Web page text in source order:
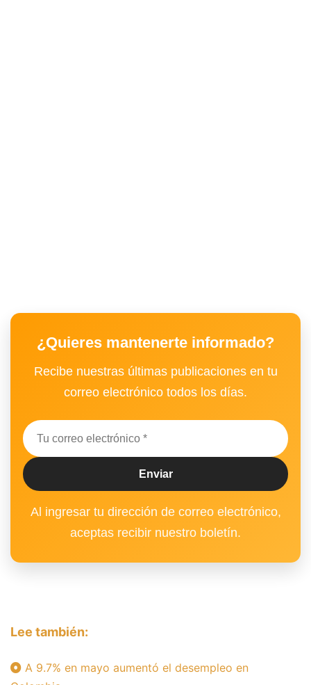
¿Quieres mantenerte informado?
Recibe nuestras últimas publicaciones en tu
correo electrónico todos los días.
Al ingresar tu dirección de correo electrónico,
aceptas recibir nuestro boletín.
Lee también:
A 9.7% en mayo aumentó el desempleo en